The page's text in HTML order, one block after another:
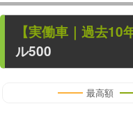
【実働車 ｜過去10
ル500
最高額